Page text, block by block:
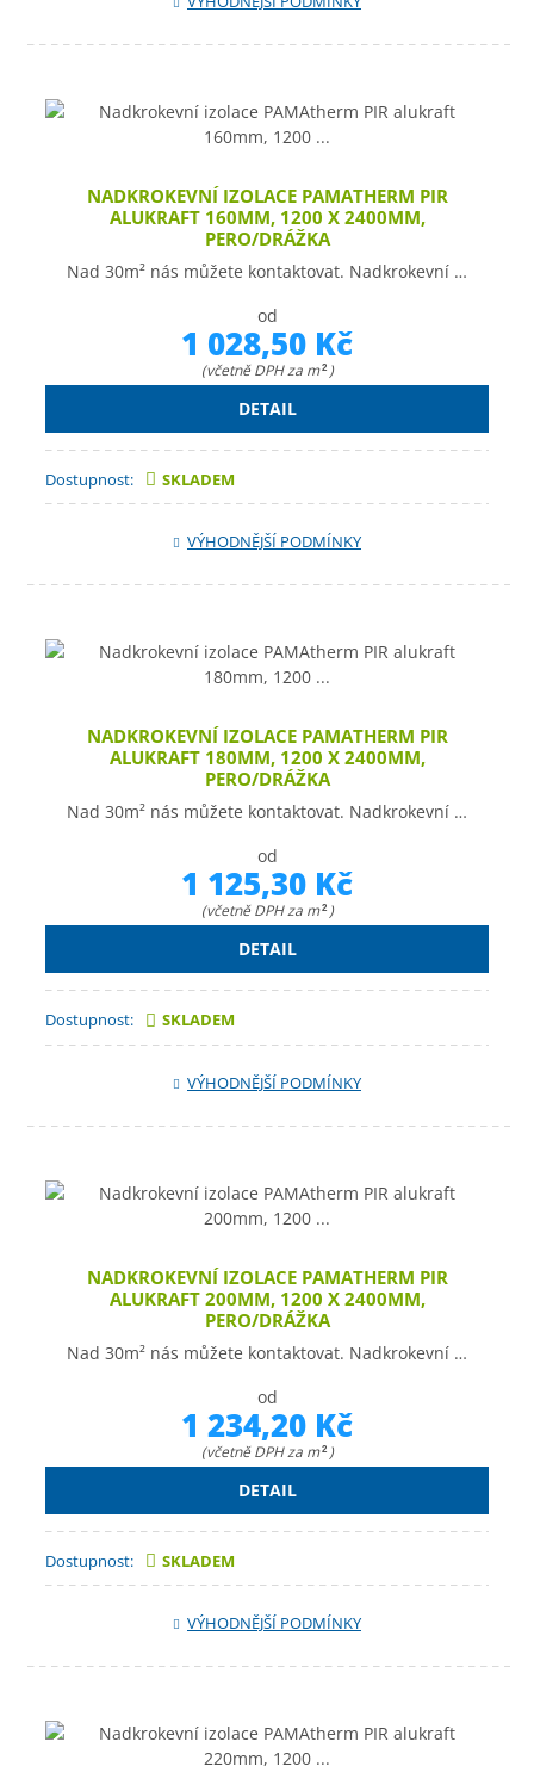
NADKROKEVNÍ IZOLACE PAMATHERM PIR
ALUKRAFT 160MM, 1200 X 2400MM,
PERO/DRÁŽKA
Nad 30m² nás můžete kontaktovat. Nadkrokevní …
od
1 028,50 Kč
(včetně DPH za m 2 )
DETAIL
Dostupnost: SKLADEM
VÝHODNĚJŠÍ PODMÍNKY
NADKROKEVNÍ IZOLACE PAMATHERM PIR
ALUKRAFT 180MM, 1200 X 2400MM,
PERO/DRÁŽKA
Nad 30m² nás můžete kontaktovat. Nadkrokevní …
od
1 125,30 Kč
(včetně DPH za m 2 )
DETAIL
Dostupnost: SKLADEM
VÝHODNĚJŠÍ PODMÍNKY
NADKROKEVNÍ IZOLACE PAMATHERM PIR
ALUKRAFT 200MM, 1200 X 2400MM,
PERO/DRÁŽKA
Nad 30m² nás můžete kontaktovat. Nadkrokevní …
od
1 234,20 Kč
(včetně DPH za m 2 )
DETAIL
Dostupnost: SKLADEM
VÝHODNĚJŠÍ PODMÍNKY